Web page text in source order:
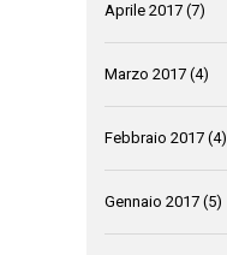
Aprile 2017 (7)
Marzo 2017 (4)
Febbraio 2017 (4)
Gennaio 2017 (5)